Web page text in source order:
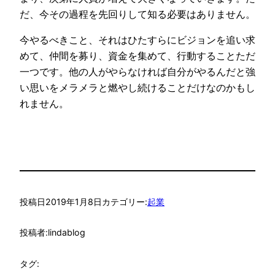
だ、今その過程を先回りして知る必要はありません。
今やるべきこと、それはひたすらにビジョンを追い求
めて、仲間を募り、資金を集めて、行動することただ
一つです。他の人がやらなければ自分がやるんだと強
い思いをメラメラと燃やし続けることだけなのかもし
れません。
投稿日2019年1月8日カテゴリー:起業
投稿者:lindablog
タグ: